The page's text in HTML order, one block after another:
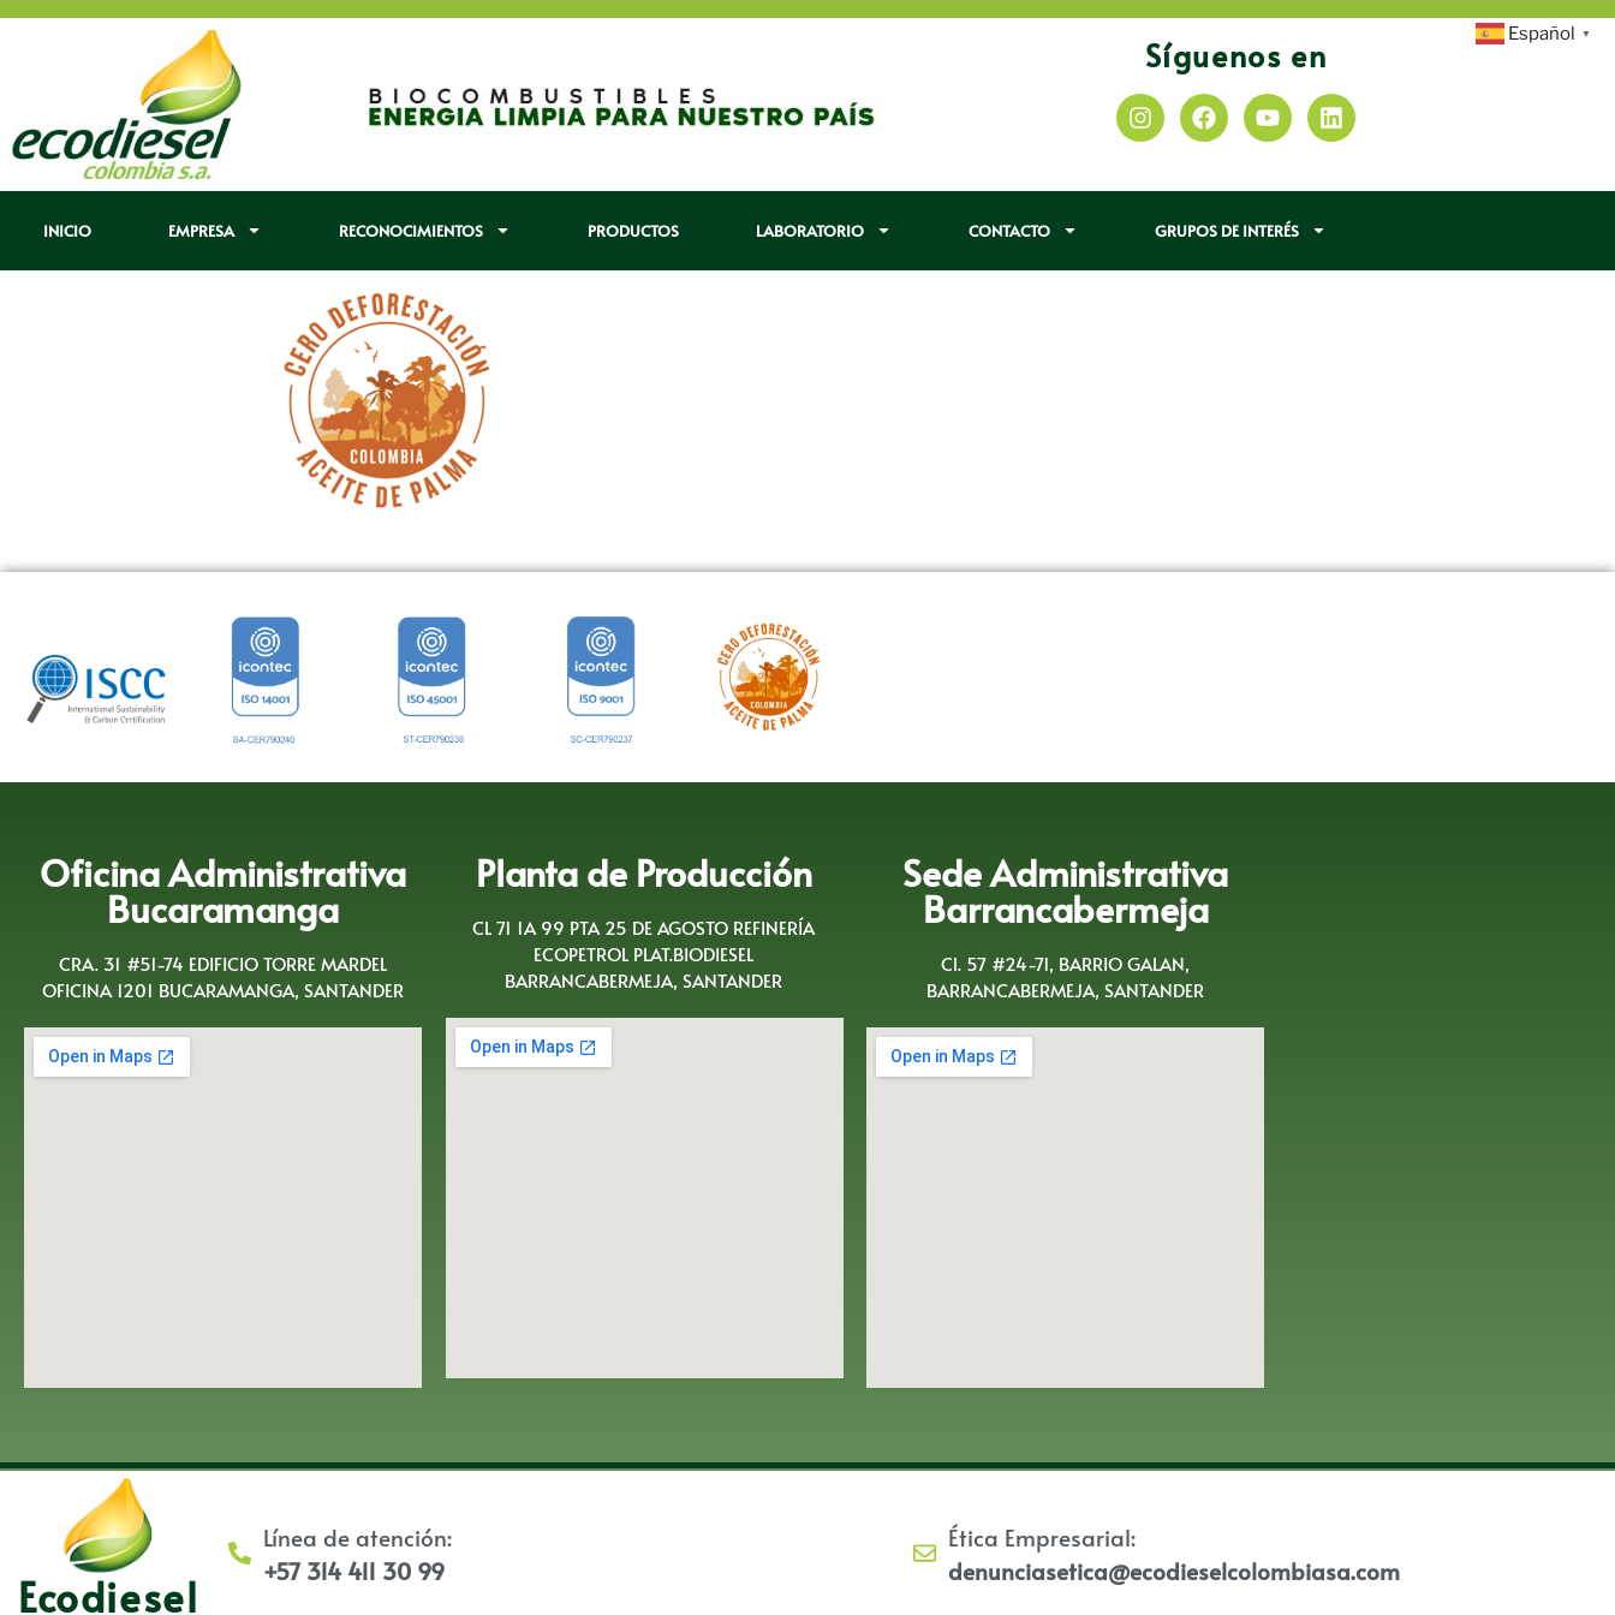
Síguenos en
INICIO EMPRESA RECONOCIMIENTOS PRODUCTOS LABORATORIO CONTACTO GRUPOS DE INTERÉS
Oficina Administrativa
Bucaramanga
CRA. 31 #51-74 EDIFICIO TORRE MARDEL
OFICINA 1201 BUCARAMANGA, SANTANDER
Planta de Producción
CL 71 1A 99 PTA 25 DE AGOSTO REFINERÍA
ECOPETROL PLAT.BIODIESEL
BARRANCABERMEJA, SANTANDER
Sede Administrativa
Barrancabermeja
Cl. 57 #24-71, BARRIO GALAN,
BARRANCABERMEJA, SANTANDER
Ecodiesel
Línea de atención:
+57 314 411 30 99
Ética Empresarial:
denunciasetica@ecodieselcolombiasa.com
Español ▼